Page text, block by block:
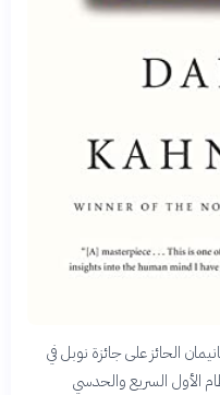
الحائز على جائزة نوبل في
الأول السريع والحدسي